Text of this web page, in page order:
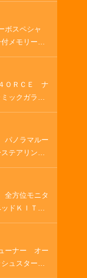
Ｖ 純正１
ズコントロ
ト ＵＳＢ
ボスペシャ
メモリーナ
ーション Ｈ
リングヒー
トステッ
ントロー
ＯＲＣＥ ナ
ックガラス
ビ ＥＴＣ
プロパイ
ＬＥＤヘ
ビーム 車
パノラマルー
テアリング
インチＲＳ
アダプティ
ティブエア
全方位モニタ
ッドＫＩＴ
バーマット
グランプ
イド ＵＳ
ーナー オー
ュスター